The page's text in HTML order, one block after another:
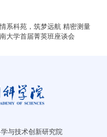
系科苑，筑梦远航 精密测量
大学首届菁英班座谈会
与技术创新研究院